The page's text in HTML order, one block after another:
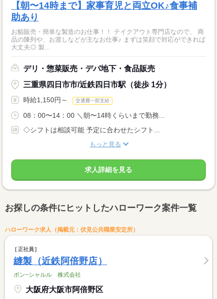
【朝〜14時まで】家事育児と両立OK♪食事補
助あり
お鮨販売・簡単な製造のお仕事！！ テイクアウト専門店なので、 商
品の陳列や、お渡しなどが主なお仕事♪ まずは笑顔で対応ができれば
大丈夫◎ 製...
デリ・惣菜販売・デパ地下・食品販売
三重県四日市市/近鉄四日市駅（徒歩 1分）
時給1,150円～ 交通費一部支給
08：00〜14：00 ＼朝〜14時くらいまで勤務...
◇シフトは相談可能 予定に合わせたシフト...
もっと見る
求人詳細を見る
お探しの条件にヒットしたハローワーク案件一覧
ハローワーク求人（掲載元：伏見公共職業安定所）
正社員
縫製（近鉄阿倍野店）
ボン−シャルル 株式会社
大阪府大阪市阿倍野区